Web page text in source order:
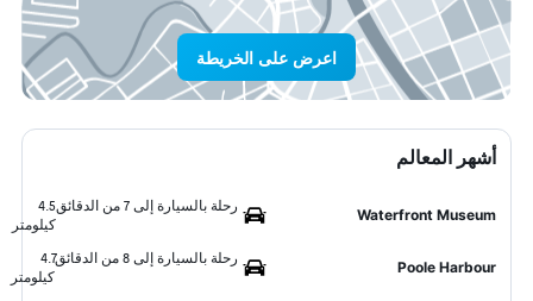
اعرض على الخريطة
أشهر المعالم
Waterfront Museum
رحلة بالسيارة إلى 7 من الدقائق
4.5
كيلومتر
Poole Harbour
رحلة بالسيارة إلى 8 من الدقائق
4.7
كيلومتر